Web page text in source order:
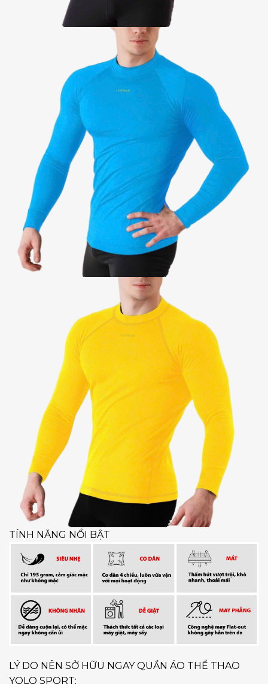
TÍNH NĂNG NỔI BẬT
LÝ DO NÊN SỞ HỮU NGAY QUẦN ÁO THỂ THAO
YOLO SPORT: